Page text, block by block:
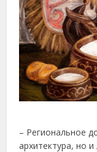
– Региональное
архитектура, но